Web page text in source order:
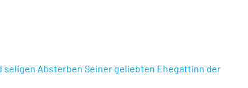
seligen Absterben Seiner geliebten Ehegattinn der